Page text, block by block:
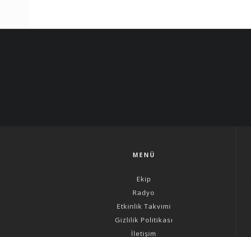
MENÜ
Ekip
Radyo
Etkinlik Takvimi
Gizlilik Politikası
İletişim